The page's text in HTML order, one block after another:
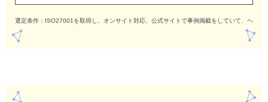
選定条件：ISO27001を取得し、オンサイト対応、公式サイトで事例掲載をしていて、ヘルプ